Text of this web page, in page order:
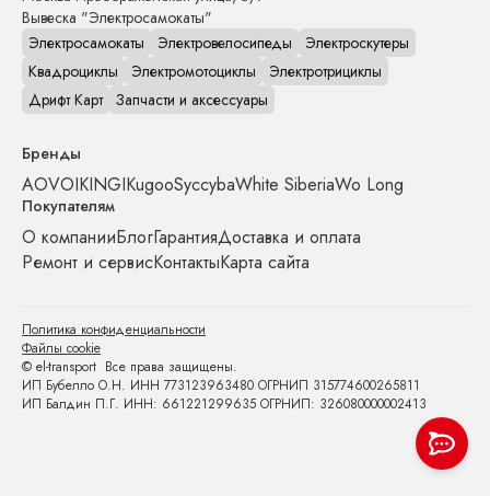
Вывеска "Электросамокаты"
Электросамокаты
Электровелосипеды
Электроскутеры
Квадроциклы
Электромотоциклы
Электротрициклы
Дрифт Карт Запчасти и аксессуары
Бренды
AOVOIKINGIKugooSyccybaWhite SiberiaWo Long
Покупателям
О компанииБлогГарантияДоставка и оплата
Ремонт и сервисКонтактыКарта сайта
© el-transport Все права защищены.
ИП Бубелло О.Н. ИНН 773123963480 ОГРНИП 315774600265811
ИП Балдин П.Г. ИНН: 661221299635 ОГРНИП: 326080000002413
Политика конфиденциальности
Файлы cookie